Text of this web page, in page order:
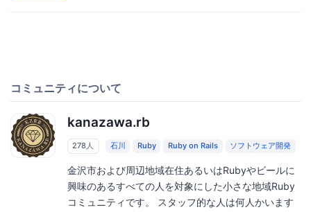
コミュニティについて
kanazawa.rb
278人 石川 Ruby Ruby on Rails ソフトウェア開発
金沢市および周辺地域在住あるいはRubyやビールに
興味のあるすべての人を対象にした小さな地域Ruby
コミュニティです。 スタッフ的な人は何人かいます